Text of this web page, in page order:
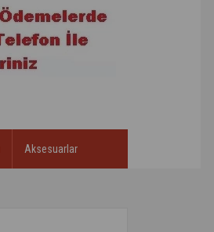
Aksesuarlar